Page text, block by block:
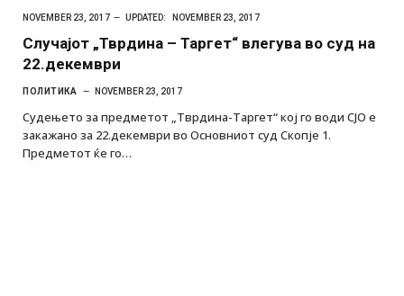
NOVEMBER 23, 2017 UPDATED: NOVEMBER 23, 2017
Случајот „Тврдина – Таргет“ влегува во суд на
22.декември
ПОЛИТИКА NOVEMBER 23, 2017
Судењето за предметот „Тврдина-Таргет“ кој го води СЈО е
закажано за 22.декември во Основниот суд Скопје 1.
Предметот ќе го…